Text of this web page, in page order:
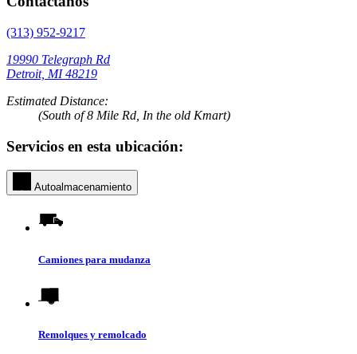
(313) 952-9217
19990 Telegraph Rd
Detroit, MI 48219
Estimated Distance:
(South of 8 Mile Rd, In the old Kmart)
Servicios en esta ubicación:
Autoalmacenamiento
Camiones para mudanza
Remolques y remolcado